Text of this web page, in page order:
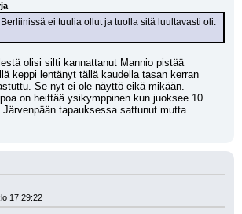
ei tuulia ollut ja tuolla sitä luultavasti oli.
olisi silti kannattanut Mannio pistää
keppi lentänyt tällä kaudella tasan kerran
Se nyt ei ole näyttö eikä mikään.
on heittää ysikymppinen kun juoksee 10
tapauksessa sattunut mutta
17:29:22